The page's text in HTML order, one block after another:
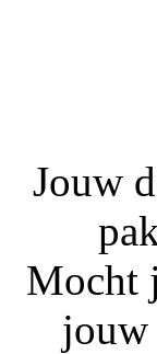
Jouw
Mocht
jouw